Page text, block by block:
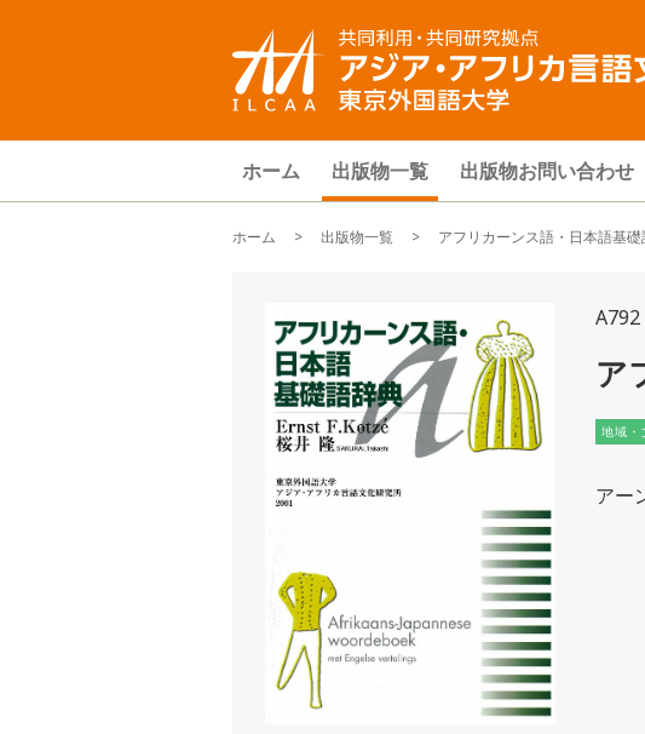
ホーム 出版物一覧 出版物お問い合わせ
ホーム > 出版物一覧 > アフリカーンス語・日本語基礎
A792
ア
地域・
アー